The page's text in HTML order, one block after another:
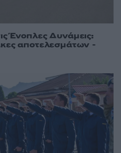
Ένοπλες Δυνάμεις:
αποτελεσμάτων -